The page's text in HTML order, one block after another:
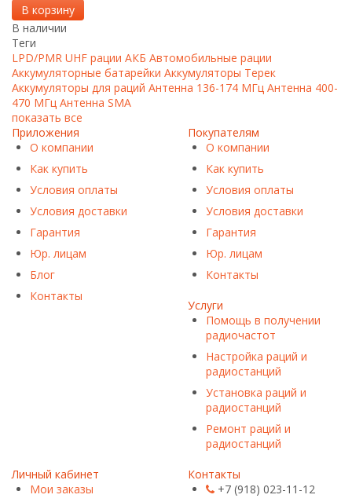
В корзину
В наличии
Теги
LPD/PMR UHF рации АКБ Автомобильные рации
Аккумуляторные батарейки Аккумуляторы Терек
Аккумуляторы для раций Антенна 136-174 МГц Антенна 400-
470 МГц Антенна SMA
показать все
Приложения
О компании
Как купить
Условия оплаты
Условия доставки
Гарантия
Юр. лицам​
Блог
Контакты
Покупателям
О компании
Как купить
Условия оплаты
Условия доставки
Гарантия
Юр. лицам​
Контакты
Услуги
Помощь в получении
радиочастот
Настройка раций и
радиостанций
Установка раций и
радиостанций
Ремонт раций и
радиостанций
Личный кабинет
Мои заказы
Контакты
+7 (918) 023-11-12